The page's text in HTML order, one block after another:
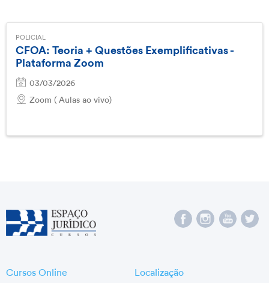
POLICIAL
CFOA: Teoria + Questões Exemplificativas -
Plataforma Zoom
03/03/2026
Zoom ( Aulas ao vivo)
Cursos Online
Localização